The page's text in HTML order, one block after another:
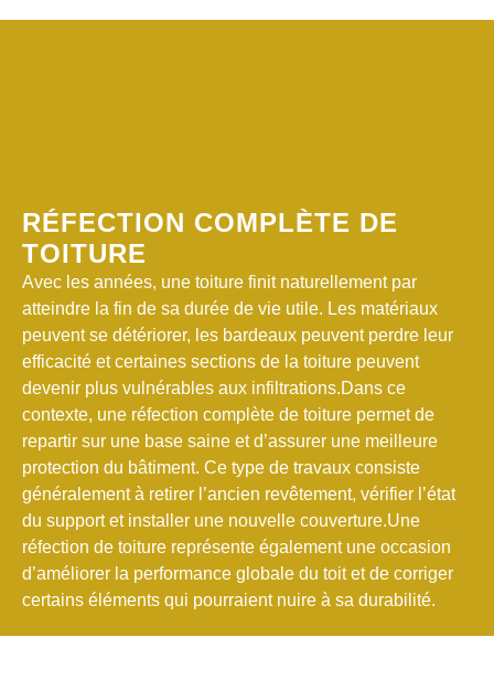
RÉFECTION COMPLÈTE DE
TOITURE
Avec les années, une toiture finit naturellement par
atteindre la fin de sa durée de vie utile. Les matériaux
peuvent se détériorer, les bardeaux peuvent perdre leur
efficacité et certaines sections de la toiture peuvent
devenir plus vulnérables aux infiltrations.Dans ce
contexte, une réfection complète de toiture permet de
repartir sur une base saine et d’assurer une meilleure
protection du bâtiment. Ce type de travaux consiste
généralement à retirer l’ancien revêtement, vérifier l’état
du support et installer une nouvelle couverture.Une
réfection de toiture représente également une occasion
d’améliorer la performance globale du toit et de corriger
certains éléments qui pourraient nuire à sa durabilité.